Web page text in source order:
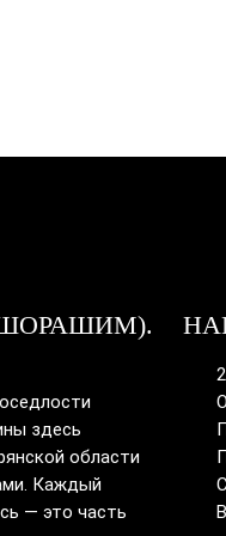
здесь
области
Каждый
— это часть